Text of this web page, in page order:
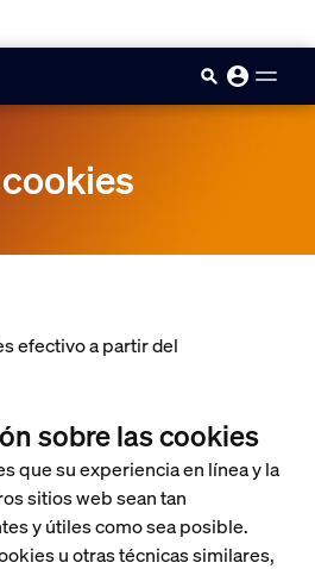
efectivo a partir del
sobre las cookies
que su experiencia en línea y la
sitios web sean tan
y útiles como sea posible.
u otras técnicas similares,